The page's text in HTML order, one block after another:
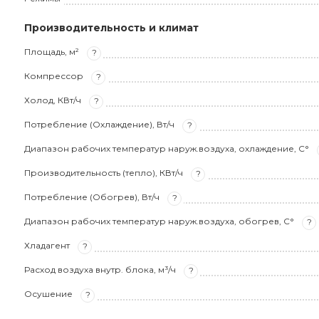
Производительность и климат
Площадь, м² ?
Компрессор ?
Холод, КВт/ч ?
Потребление (Охлаждение), Вт/ч ?
Диапазон рабочих температур наруж.воздуха, охлаждение, С°
Производительность (тепло), КВт/ч ?
Потребление (Обогрев), Вт/ч ?
Диапазон рабочих температур наруж.воздуха, обогрев, С° ?
Хладагент ?
Расход воздуха внутр. блока, м³/ч ?
Осушение ?